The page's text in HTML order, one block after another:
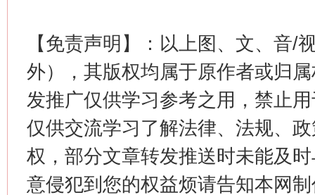
【免责声明】：以上图、文、音/
外），其版权均属于原作者或归
发推广仅供学习参考之用，禁止
仅供交流学习了解法律、法规、
权，部分文章转发推送时未能及
意侵犯到您的权益烦请告知本网
在谋一域中谋全局
今